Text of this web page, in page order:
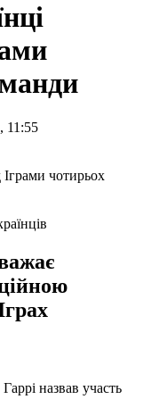
11:55
назвав участь